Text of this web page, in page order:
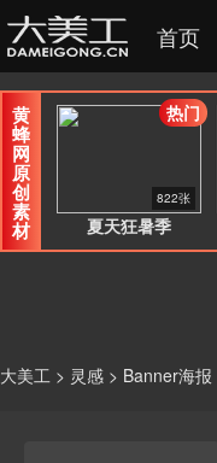
首页
黄
蜂
网
原
创
素
材 夏天狂暑季
822张
热门
大美工 > 灵感 > Banner海报